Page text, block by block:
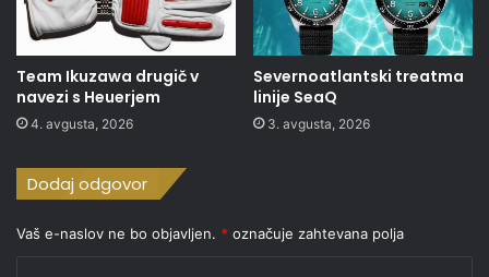
Team Ikuzawa drugič v
navezi s Heuerjem
4. avgusta, 2026
Severnoatlantski treatma
linije SeaQ
3. avgusta, 2026
Dodaj odgovor
Vaš e-naslov ne bo objavljen. * označuje zahtevana polja